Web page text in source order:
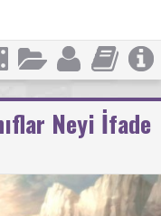
Neyi İfade